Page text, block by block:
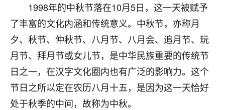
1998年的中秋节落在10月5日，这一天被赋予
了丰富的文化内涵和传统意义。中秋节，亦称月
夕、秋节、仲秋节、八月节、八月会、追月节、玩
月节、拜月节或女儿节，是中华民族重要的传统节
日之一，在汉字文化圈内也有广泛的影响力。这个
节日之所以定在农历八月十五，是因为这一天恰好
处于秋季的中间，故称为中秋。
心若莲花
我是做餐饮的，这两年，生意屡屡受挫，店开一家关
一家，要么生意不好，生意好的就出事。前些年攒的
家底快败光了，真是倒霉！我也想找人看看到底怎么
回事？
鹿森：你可以找老师看看，人有时不服命不行
啊！